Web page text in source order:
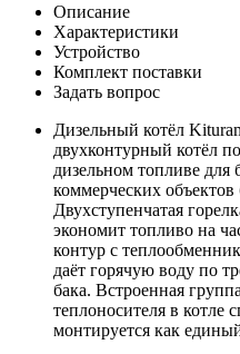
Описание
Характеристики
Устройство
Комплект поставки
Задать вопрос
Дизельный котёл
двухконтурный котёл
дизельном топливе
коммерческих объектов
Двухступенчатая
экономит топливо на
контур с
даёт горячую воду по
бака. Встроенная
теплоносителя в котле
монтируется как